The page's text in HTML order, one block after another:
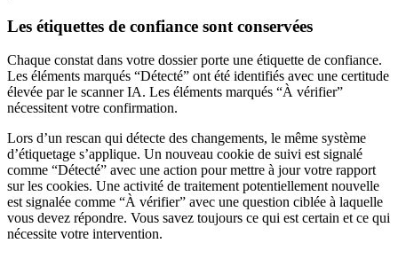
Les étiquettes de confiance sont conservées
Chaque constat dans votre dossier porte une étiquette de confiance.
Les éléments marqués “Détecté” ont été identifiés avec une certitude
élevée par le scanner IA. Les éléments marqués “À vérifier”
nécessitent votre confirmation.
Lors d’un rescan qui détecte des changements, le même système
d’étiquetage s’applique. Un nouveau cookie de suivi est signalé
comme “Détecté” avec une action pour mettre à jour votre rapport
sur les cookies. Une activité de traitement potentiellement nouvelle
est signalée comme “À vérifier” avec une question ciblée à laquelle
vous devez répondre. Vous savez toujours ce qui est certain et ce qui
nécessite votre intervention.